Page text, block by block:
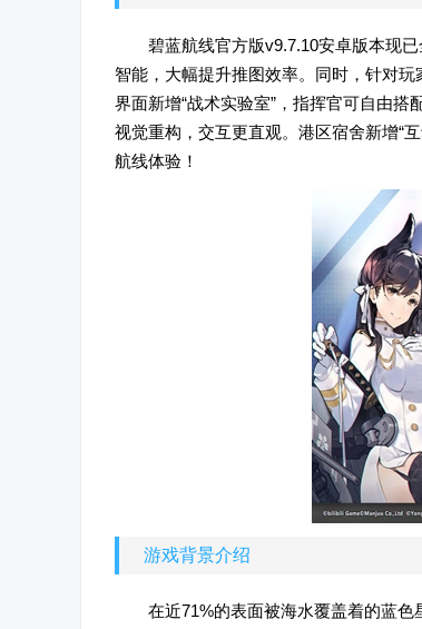
碧蓝航线官方版v9.7.10安卓版本现
智能，大幅提升推图效率。同时，针对
界面新增“战术实验室”，指挥官可自由搭
视觉重构，交互更直观。港区宿舍新增“
航线体验！
游戏背景介绍
在近71%的表面被海水覆盖着的蓝